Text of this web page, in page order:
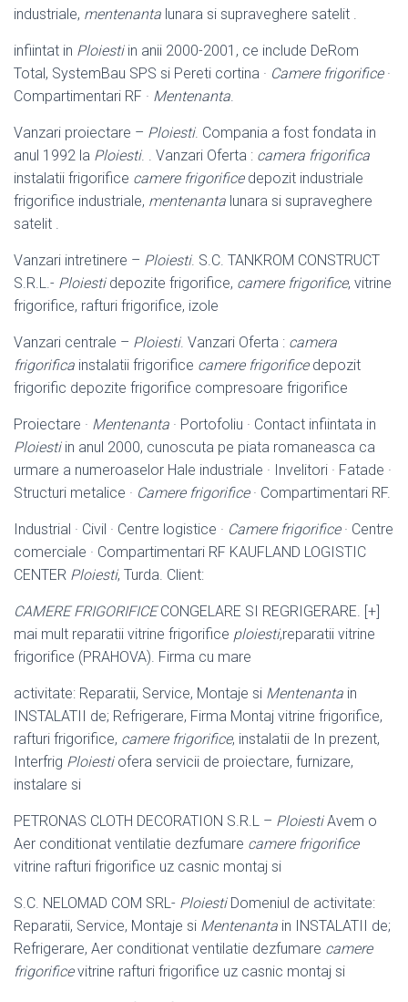
industriale, mentenanta lunara si supraveghere satelit .
infiintat in Ploiestiin anii 2000-2001, ce include DeRom
Total, SystemBau SPS si Pereti cortina · Camere frigorifice·
Compartimentari RF · Mentenanta.
Vanzari proiectare – Ploiesti. Compania a fost fondata in
anul 1992 la Ploiesti. . Vanzari Oferta : camera frigorifica
instalatii frigorifice camere frigorificedepozit industriale
frigorifice industriale, mentenanta lunara si supraveghere
satelit .
Vanzari intretinere – Ploiesti. S.C. TANKROM CONSTRUCT
S.R.L.- Ploiestidepozite frigorifice, camere frigorifice, vitrine
frigorifice, rafturi frigorifice, izole
Vanzari centrale – Ploiesti. Vanzari Oferta : camera
frigorifica instalatii frigorifice camere frigorificedepozit
frigorific depozite frigorifice compresoare frigorifice
Proiectare · Mentenanta · Portofoliu · Contact infiintata in
Ploiestiin anul 2000, cunoscuta pe piata romaneasca ca
urmare a numeroaselor Hale industriale · Invelitori · Fatade ·
Structuri metalice · Camere frigorifice· Compartimentari RF.
Industrial · Civil · Centre logistice · Camere frigorifice· Centre
comerciale · Compartimentari RF KAUFLAND LOGISTIC
CENTER Ploiesti, Turda. Client:
CAMERE FRIGORIFICECONGELARE SI REGRIGERARE. [+]
mai mult reparatii vitrine frigorifice ploiesti,reparatii vitrine
frigorifice (PRAHOVA). Firma cu mare
activitate: Reparatii, Service, Montaje si Mentenanta in
INSTALATII de; Refrigerare, Firma Montaj vitrine frigorifice,
rafturi frigorifice, camere frigorifice, instalatii de In prezent,
Interfrig Ploiestiofera servicii de proiectare, furnizare,
instalare si
PETRONAS CLOTH DECORATION S.R.L – PloiestiAvem o
Aer conditionat ventilatie dezfumare camere frigorifice
vitrine rafturi frigorifice uz casnic montaj si
S.C. NELOMAD COM SRL- PloiestiDomeniul de activitate:
Reparatii, Service, Montaje si Mentenanta in INSTALATII de;
Refrigerare, Aer conditionat ventilatie dezfumare camere
frigorificevitrine rafturi frigorifice uz casnic montaj si